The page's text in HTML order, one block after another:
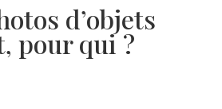
d’objets
pour qui ?